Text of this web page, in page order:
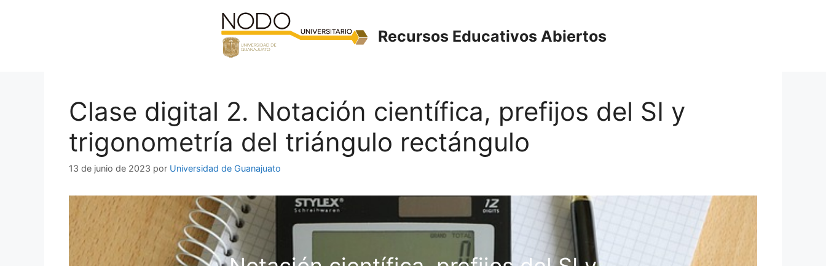
Recursos Educativos Abiertos
Clase digital 2. Notación científica, prefijos del SI y
trigonometría del triángulo rectángulo
13 de junio de 2023 por Universidad de Guanajuato